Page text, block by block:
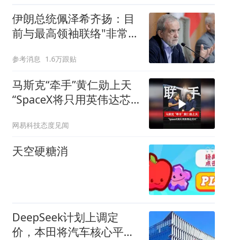
伊朗总统佩泽希齐扬：目
前与最高领袖联络"非常困
参考消息 1.6万跟贴
马斯克“牵手”黄仁勋上天
“SpaceX将只用英伟达芯
网易科技态度见闻
天空硬糖消
DeepSeek计划上调定
价，本田将汽车核心平台